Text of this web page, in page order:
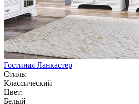
Гостиная Ланкастер
Стиль:
Классический
Цвет:
Белый